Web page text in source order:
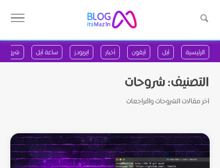
الرئيسية آبل آيفون أخبار ايربودز ساعة آبل شروحات
التصنيف:شروحات
آخر مقالات الشروحات والمراجعات